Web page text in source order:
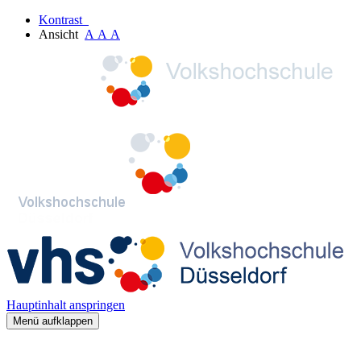
Kontrast
Ansicht A A A
Hauptinhalt anspringen
Menü aufklappen